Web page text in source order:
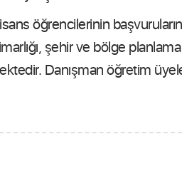
öğrencilerinin
şehir ve bölge
Danışman öğretim